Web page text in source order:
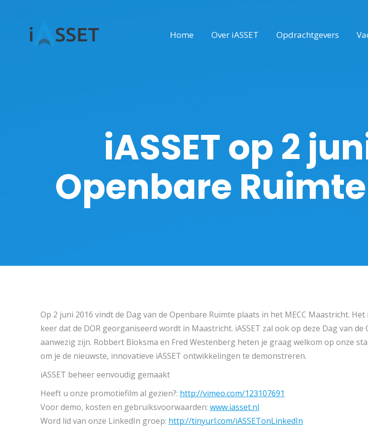
Home Over iASSET Opdrachtgevers
iASSET op 2
Openbare
Op 2 juni 2016 vindt de Dag van de Openbare Ruimte plaats in het MECC Maastricht.
keer dat de DOR georganiseerd wordt in Maastricht. iASSET zal ook op deze Dag van de
aanwezig zijn. Robbert Bloksma en Fred Westenberg heten je graag welkom op onze
om je de nieuwste, innovatieve iASSET ontwikkelingen te demonstreren.
iASSET beheer eenvoudig gemaakt
Heeft u onze promotiefilm al gezien?: http://vimeo.com/123107691
Voor demo, kosten en gebruiksvoorwaarden: www.iasset.nl
Word lid van onze LinkedIn groep: http://tinyurl.com/iASSETonLinkedIn